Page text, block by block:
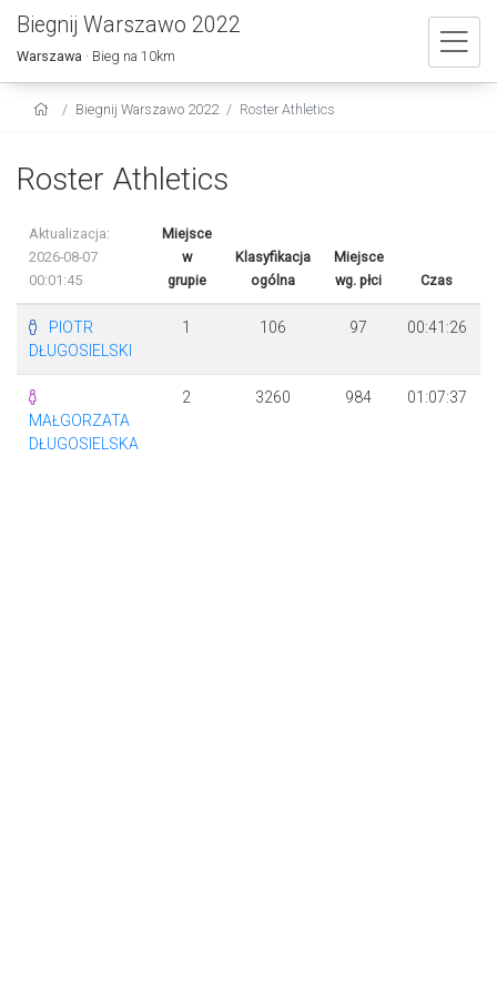
Biegnij Warszawo 2022
Warszawa · Bieg na 10km
Biegnij Warszawo 2022 Roster Athletics
Roster Athletics
Aktualizacja:
2026-08-07
00:01:45
Miejsce
w
grupie
Klasyfikacja
ogólna
Miejsce
wg. płci
Czas
PIOTR
DŁUGOSIELSKI
1 106 97 00:41:26
MAŁGORZATA
DŁUGOSIELSKA
2 3260 984 01:07:37